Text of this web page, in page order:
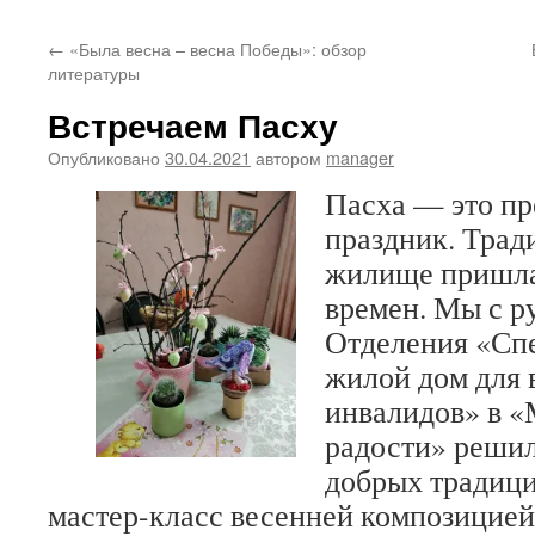
← «Была весна – весна Победы»: обзор
литературы
Встречаем Пасху
Опубликовано 30.04.2021 автором manager
Пасха — это
праздник.
жилище
времен. Мы с
Отделения
жилой дом для
инвалидов» в
радости»
добрых
мастер-класс весенней